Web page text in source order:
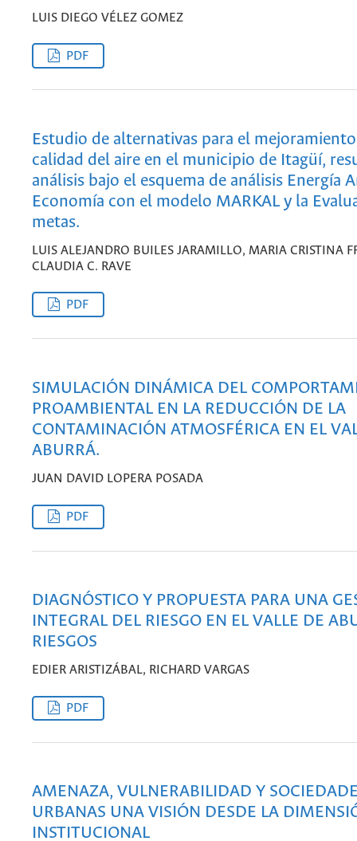
LUIS DIEGO VÉLEZ GOMEZ
PDF
Estudio de alternativas para el
calidad del aire en el municipio de Itagüí,
análisis bajo el esquema de análisis Energía
Economía con el modelo MARKAL y la
metas.
LUIS ALEJANDRO BUILES JARAMILLO, MARIA CRISTINA
CLAUDIA C. RAVE
PDF
SIMULACIÓN DINÁMICA DEL
PROAMBIENTAL EN LA REDUCCIÓN DE LA
CONTAMINACIÓN ATMOSFÉRICA EN EL
ABURRÁ.
JUAN DAVID LOPERA POSADA
PDF
DIAGNÓSTICO Y PROPUESTA PARA UNA
INTEGRAL DEL RIESGO EN EL VALLE DE
RIESGOS
EDIER ARISTIZÁBAL, RICHARD VARGAS
PDF
AMENAZA, VULNERABILIDAD Y
URBANAS UNA VISIÓN DESDE LA
INSTITUCIONAL